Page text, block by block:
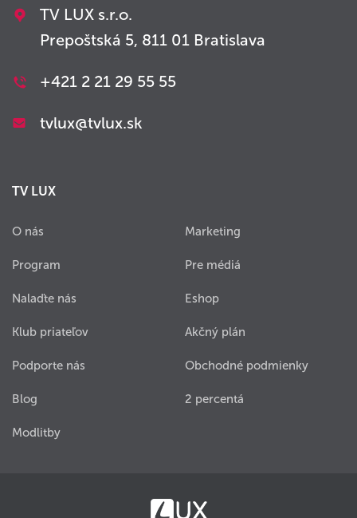
TV LUX s.r.o.
Prepoštská 5, 811 01 Bratislava
+421 2 21 29 55 55
tvlux@tvlux.sk
TV LUX
O nás
Program
Nalaďte nás
Klub priateľov
Podporte nás
Blog
Modlitby
Marketing
Pre médiá
Eshop
Akčný plán
Obchodné podmienky
2 percentá